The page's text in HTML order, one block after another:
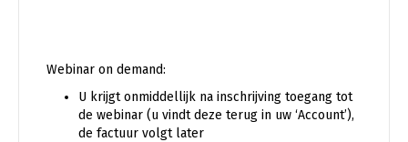
Webinar on demand:
U krijgt onmiddellijk na inschrijving toegang tot
de webinar (u vindt deze terug in uw ‘Account’),
de factuur volgt later